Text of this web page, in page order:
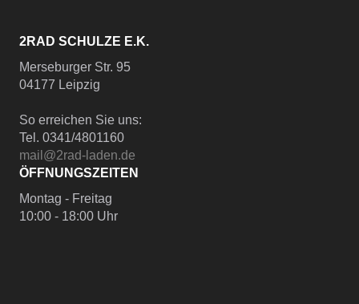
2RAD SCHULZE E.K.
Merseburger Str. 95
04177 Leipzig
So erreichen Sie uns:
Tel. 0341/4801160
mail@2rad-laden.de
ÖFFNUNGSZEITEN
Montag - Freitag
10:00 - 18:00 Uhr